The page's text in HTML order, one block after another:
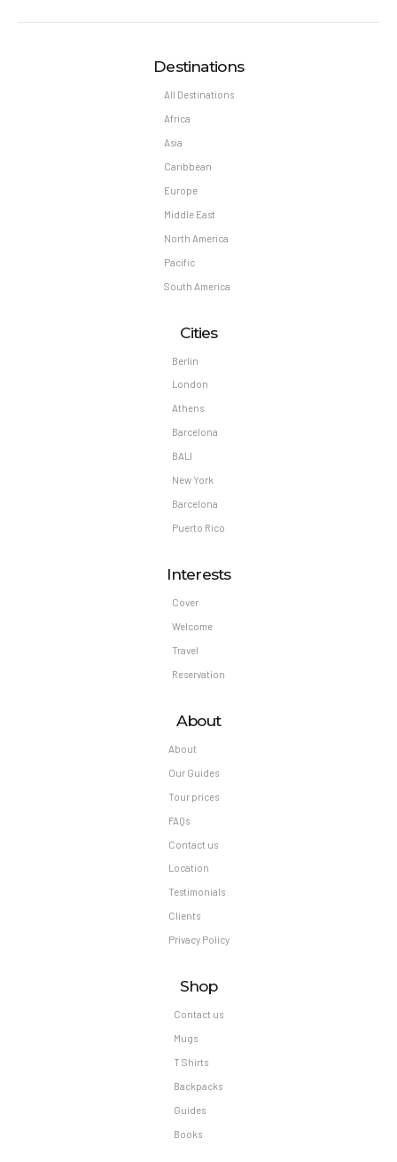
Destinations
All Destinations
Africa
Asia
Caribbean
Europe
Middle East
North America
Pacific
South America
Cities
Berlin
London
Athens
Barcelona
BALI
New York
Barcelona
Puerto Rico
Interests
Cover
Welcome
Travel
Reservation
About
About
Our Guides
Tour prices
FAQs
Contact us
Location
Testimonials
Clients
Privacy Policy
Shop
Contact us
Mugs
T Shirts
Backpacks
Guides
Books